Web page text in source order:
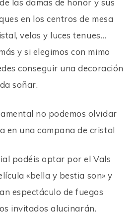
las damas de honor y sus
en los centros de mesa
velas y luces tenues…
y si elegimos con mimo
conseguir una decoración
soñar.
no podemos olvidar
en una campana de cristal
podéis optar por el Vals
«bella y bestia son» y
espectáculo de fuegos
invitados alucinarán.